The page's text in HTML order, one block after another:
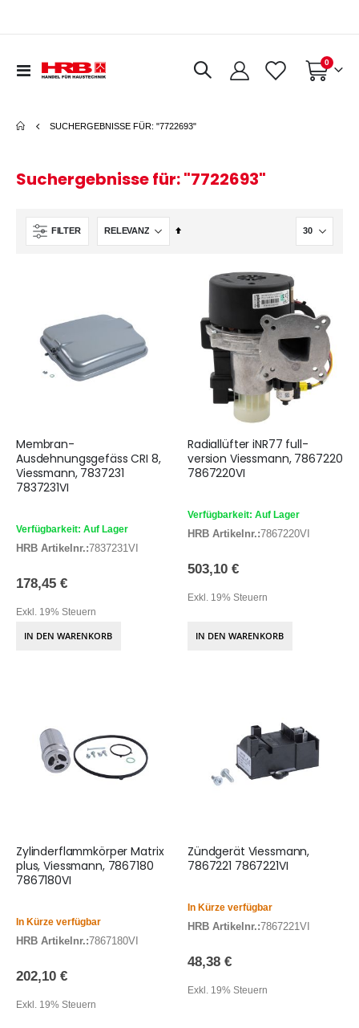
Navigation
Warenkorb
0Artikel
SUCHERGEBNISSE FÜR: "7722693"
Suchergebnisse für: "7722693"
FILTER
In
Membran-
Ausdehnungsgefäss CRI 8,
Viessmann, 7837231
7837231VI
Verfügbarkeit: Auf Lager
HRB Artikelnr.:7837231VI
178,45 €
Exkl. 19% Steuern
IN DEN WARENKORB
Radiallüfter iNR77 full-
version Viessmann, 7867220
7867220VI
Verfügbarkeit: Auf Lager
HRB Artikelnr.:7867220VI
503,10 €
Exkl. 19% Steuern
IN DEN WARENKORB
Zylinderflammkörper Matrix
plus, Viessmann, 7867180
7867180VI
In Kürze verfügbar
HRB Artikelnr.:7867180VI
202,10 €
Exkl. 19% Steuern
Zündgerät Viessmann,
7867221 7867221VI
In Kürze verfügbar
HRB Artikelnr.:7867221VI
48,38 €
Exkl. 19% Steuern